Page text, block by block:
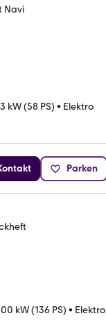
Navi
kW (58 PS) • Elektro
Parken
kW (136 PS) • Elektro